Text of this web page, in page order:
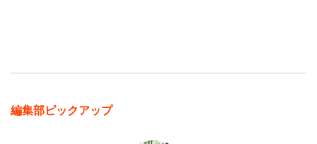
編集部ピックアップ